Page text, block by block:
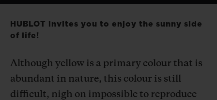
Video
HUBLOT invites you to enjoy the sunny side
of life!
Although yellow is a primary colour that is
abundant in nature, this colour is still
difficult, nigh on impossible to reproduce
연락처